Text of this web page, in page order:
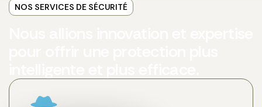
NOS SERVICES DE SÉCURITÉ